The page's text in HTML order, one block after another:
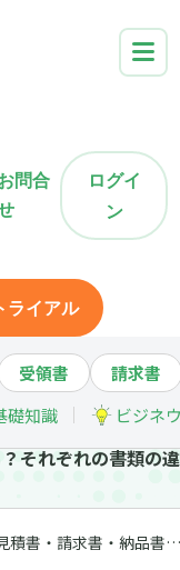
問合
ログイ
ン
ライアル
受領書
請求書
礎知識 ビジネ
それぞれの書類の
見積書・請求書・納品書はまとめられる？それぞれの書類の違いを解説